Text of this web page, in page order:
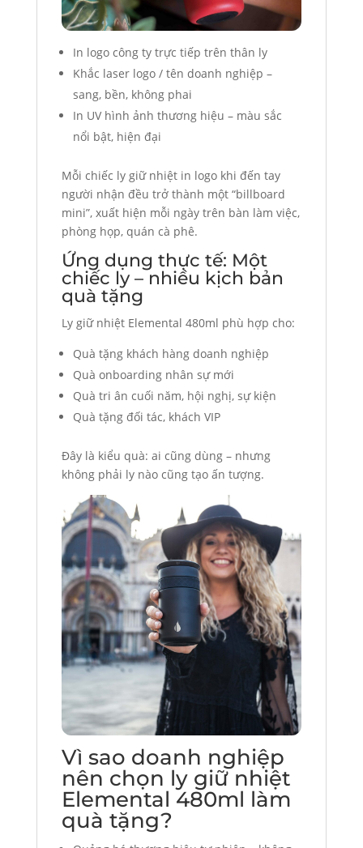
In logo công ty trực tiếp trên thân ly
Khắc laser logo / tên doanh nghiệp –
sang, bền, không phai
In UV hình ảnh thương hiệu – màu sắc
nổi bật, hiện đại
Mỗi chiếc ly giữ nhiệt in logo khi đến tay
người nhận đều trở thành một “billboard
mini”, xuất hiện mỗi ngày trên bàn làm việc,
phòng họp, quán cà phê.
Ứng dụng thực tế: Một
chiếc ly – nhiều kịch bản
quà tặng
Ly giữ nhiệt Elemental 480ml phù hợp cho:
Quà tặng khách hàng doanh nghiệp
Quà onboarding nhân sự mới
Quà tri ân cuối năm, hội nghị, sự kiện
Quà tặng đối tác, khách VIP
Đây là kiểu quà: ai cũng dùng – nhưng
không phải ly nào cũng tạo ấn tượng.
Vì sao doanh nghiệp
nên chọn ly giữ nhiệt
Elemental 480ml làm
quà tặng?